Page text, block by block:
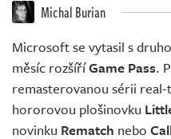
Živě Michal Burian
Microsoft se vytasil s
měsíc rozšíříGame Pass.
remasterovanou sérii
hororovou plošinovku
novinku Rematch nebo